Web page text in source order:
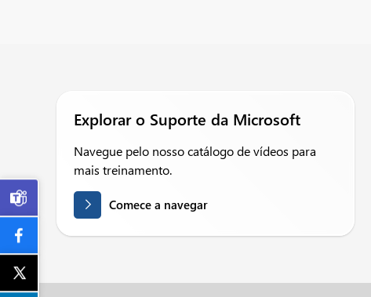
Explorar o Suporte da Microsoft
Navegue pelo nosso catálogo de vídeos para
mais treinamento.
Comece a navegar
